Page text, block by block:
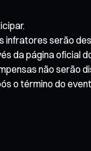
infratores serão
da página oficial
não serão
o término do